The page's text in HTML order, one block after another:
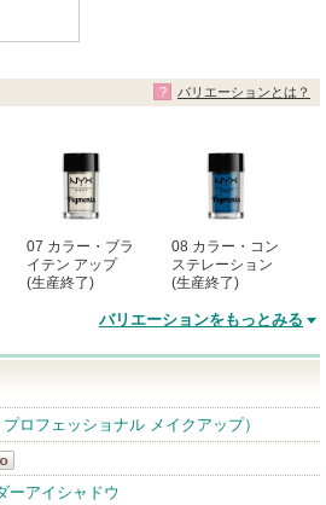
07 カラー・ブラ
イテン アップ
(生産終了)
08 カラー・コン
ステレーション
(生産終了)
バリエーションをもっとみる
バリエーションとは？
ロフェッショナル メイクアップ）
ーアイシャドウ